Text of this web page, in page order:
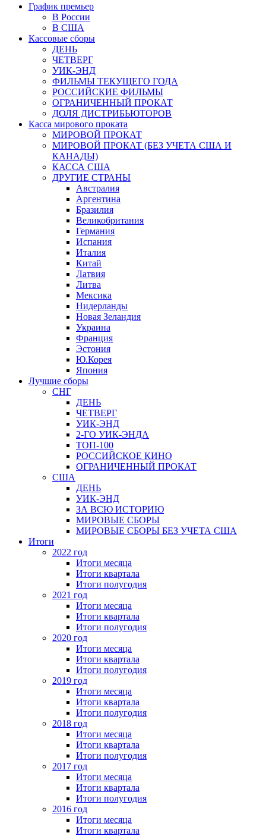
График премьер
В России
В США
Кассовые сборы
ДЕНЬ
ЧЕТВЕРГ
УИК-ЭНД
ФИЛЬМЫ ТЕКУЩЕГО ГОДА
РОССИЙСКИЕ ФИЛЬМЫ
ОГРАНИЧЕННЫЙ ПРОКАТ
ДОЛЯ ДИСТРИБЬЮТОРОВ
Касса мирового проката
МИРОВОЙ ПРОКАТ
МИРОВОЙ ПРОКАТ (БЕЗ УЧЕТА США И
КАНАДЫ)
КАССА США
ДРУГИЕ СТРАНЫ
Австралия
Аргентина
Бразилия
Великобритания
Германия
Испания
Италия
Китай
Латвия
Литва
Мексика
Нидерланды
Новая Зеландия
Украина
Франция
Эстония
Ю.Корея
Япония
Лучшие сборы
СНГ
ДЕНЬ
ЧЕТВЕРГ
УИК-ЭНД
2-ГО УИК-ЭНДА
ТОП-100
РОССИЙСКОЕ КИНО
ОГРАНИЧЕННЫЙ ПРОКАТ
США
ДЕНЬ
УИК-ЭНД
ЗА ВСЮ ИСТОРИЮ
МИРОВЫЕ СБОРЫ
МИРОВЫЕ СБОРЫ БЕЗ УЧЕТА США
Итоги
2022 год
Итоги месяца
Итоги квартала
Итоги полугодия
2021 год
Итоги месяца
Итоги квартала
Итоги полугодия
2020 год
Итоги месяца
Итоги квартала
Итоги полугодия
2019 год
Итоги месяца
Итоги квартала
Итоги полугодия
2018 год
Итоги месяца
Итоги квартала
Итоги полугодия
2017 год
Итоги месяца
Итоги квартала
Итоги полугодия
2016 год
Итоги месяца
Итоги квартала